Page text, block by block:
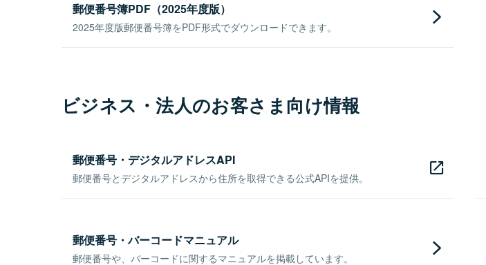
郵便番号簿PDF（2025年度版）
2025年度版郵便番号簿をPDF形式でダウンロードできます。
ビジネス・法人のお客さま向け情報
郵便番号・デジタルアドレスAPI
郵便番号とデジタルアドレスから住所を取得できる公式APIを提供。
郵便番号・バーコードマニュアル
郵便番号や、バーコードに関するマニュアルを掲載しています。